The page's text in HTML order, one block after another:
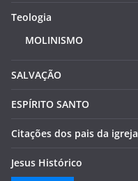
Teologia
MOLINISMO
SALVAÇÃO
ESPÍRITO SANTO
Citações dos pais da igreja
Jesus Histórico